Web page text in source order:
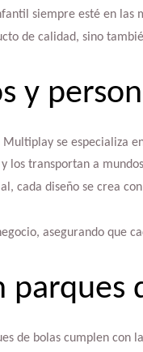
siempre esté en las
de calidad, sino
y
se especializa
los transportan a
cada diseño se crea
asegurando que
parques
de bolas cumplen con la